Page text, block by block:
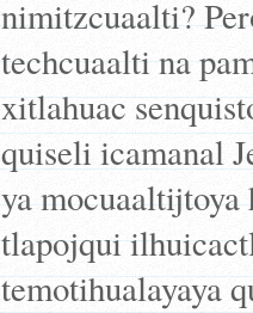
nimitzcuaalti?
techcuaalti na
xitlahuac
quiseli icamanal
ya mocuaaltijtoya
tlapojqui
temotihualayaya